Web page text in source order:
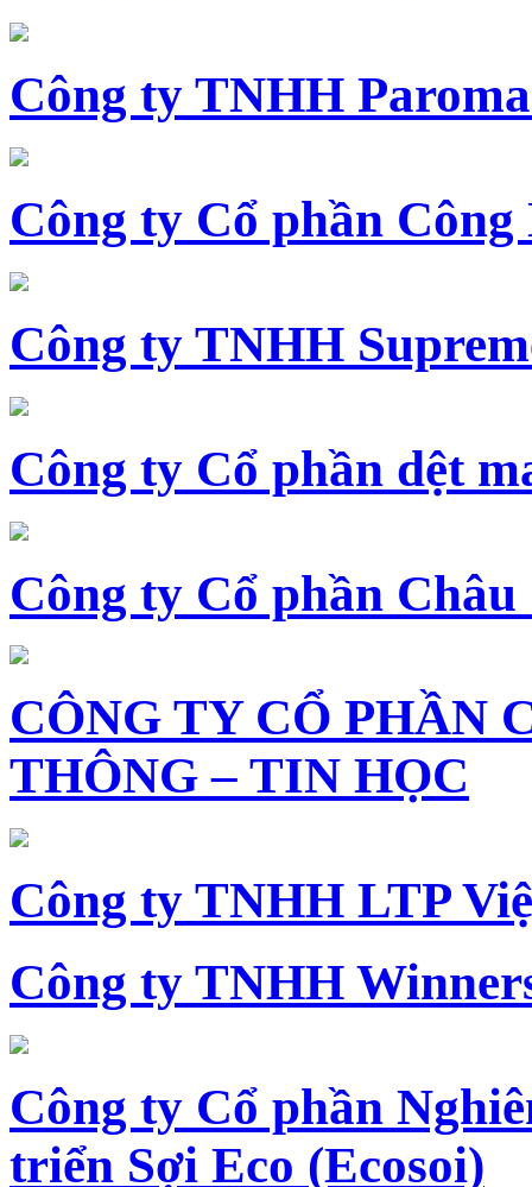
Công ty TNHH
Công ty Cổ phần Công
Công ty TNHH
Công ty Cổ phần dệt
Công ty Cổ phần Châu
CÔNG TY CỔ PHẦN
THÔNG – TIN HỌC
Công ty TNHH LTP
Công ty TNHH
Công ty Cổ phần
triển Sợi Eco (Ecosoi)